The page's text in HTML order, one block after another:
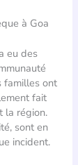
à Goa
eu des
familles ont
fait
la région.
sont en
incident.